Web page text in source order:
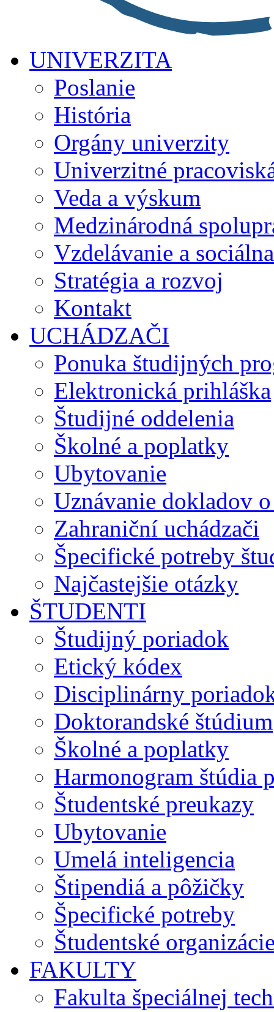
UNIVERZITA
Poslanie
História
Orgány univerzity
Univerzitné
Veda a výskum
Medzinárodná
Vzdelávanie a
Stratégia a rozvoj
Kontakt
UCHÁDZAČI
Ponuka študijných
Elektronická prihláška
Študijné oddelenia
Školné a poplatky
Ubytovanie
Uznávanie dokladov
Zahraniční uchádzači
Špecifické potreby
Najčastejšie otázky
ŠTUDENTI
Študijný poriadok
Etický kódex
Disciplinárny
Doktorandské štúdium
Školné a poplatky
Harmonogram štúdia
Študentské preukazy
Ubytovanie
Umelá inteligencia
Štipendiá a pôžičky
Špecifické potreby
Študentské
FAKULTY
Fakulta špeciálnej